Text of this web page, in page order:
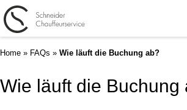
Home » FAQs » Wie läuft die Buchung ab?
Wie läuft die Buchung